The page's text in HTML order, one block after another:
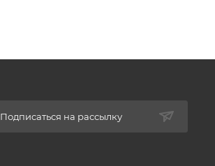
Подписаться на рассылку